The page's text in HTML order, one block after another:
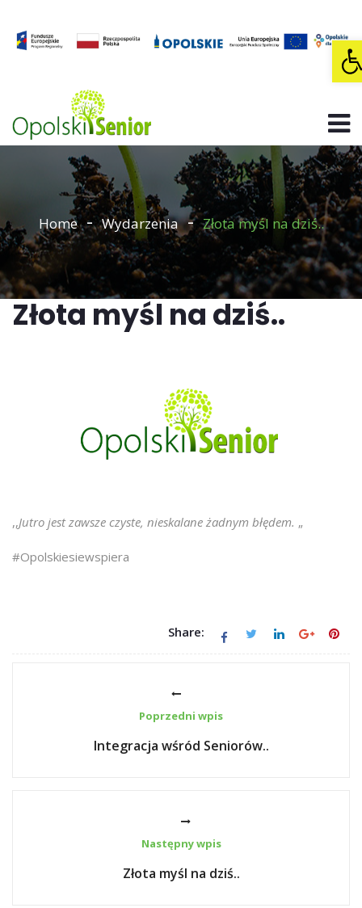
Home Wydarzenia Złota myśl na dziś..
Złota myśl na dziś..
,,Jutro jest zawsze czyste, nieskalane żadnym błędem. „
#Opolskiesiewspiera
Share:
Poprzedni wpis
Integracja wśród Seniorów..
Następny wpis
Złota myśl na dziś..